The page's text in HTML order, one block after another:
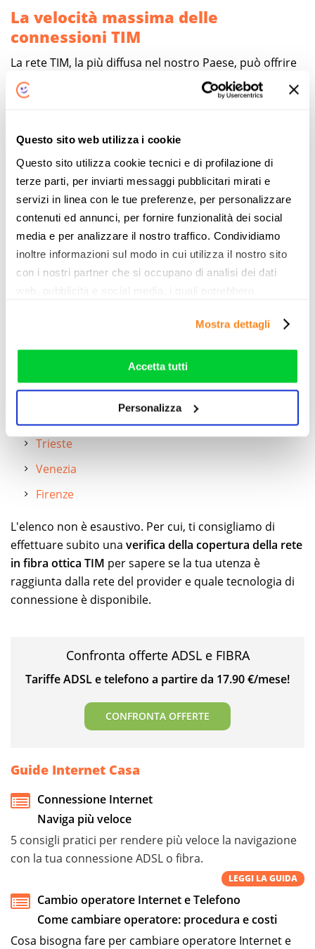
Questo sito web utilizza i cookie
Questo sito utilizza cookie tecnici e di profilazione di
terze parti, per inviarti messaggi pubblicitari mirati e
servizi in linea con le tue preferenze, per personalizzare
contenuti ed annunci, per fornire funzionalità dei social
media e per analizzare il nostro traffico. Condividiamo
inoltre informazioni sul modo in cui utilizza il nostro sito
con i nostri partner che si occupano di analisi dei dati
web, pubblicità e social media, i quali potrebbero
che hanno raccolto dal suo utilizzo dei loro servizi. Vedi
rifiutare o personalizzare il tuo consenso: cliccando sul
tasto "Accetta tutti”, selezionando le diverse categorie di
Mostra dettagli
Accetta tutti
Personalizza
La velocità massima delle
connessioni TIM
La rete TIM, la più diffusa nel nostro Paese, può offrire
una velocità di connessione a Internet che raggiunge i
200 Mbps
FTTH
). Per l'accesso
parte del provider, un sovraprezzo rispetto all'offerta
Attualmente, le velocità maggiori possono essere
raggiunte dai clienti TIM per la linea fissa in 95 città
italiane, tra cui:
Milano
Torino
Perugia
Bologna
Trieste
Venezia
Firenze
L'elenco non è esaustivo. Per cui, ti consigliamo di
effettuare subito una verifica della copertura della rete
in fibra ottica TIM per sapere se la tua utenza è
raggiunta dalla rete del provider e quale tecnologia di
connessione è disponibile.
Confronta offerte ADSL e FIBRA
Tariffe ADSL e telefono a partire da 17.90 €/mese!
CONFRONTA OFFERTE
Guide Internet Casa
Connessione Internet
Naviga più veloce
5 consigli pratici per rendere più veloce la navigazione
con la tua connessione ADSL o fibra.
LEGGI LA GUIDA
Cambio operatore Internet e Telefono
Come cambiare operatore: procedura e costi
Cosa bisogna fare per cambiare operatore Internet e